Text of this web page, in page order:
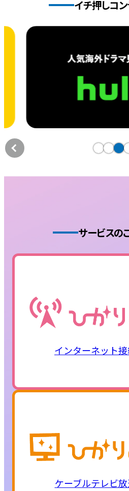
イチ押しコ
サービスの
インターネット
ケーブルテレビ